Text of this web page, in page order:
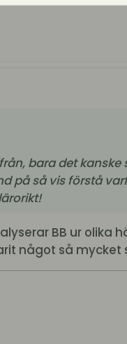
bara det
på så vis förstå
BB ur olika
något så mycket